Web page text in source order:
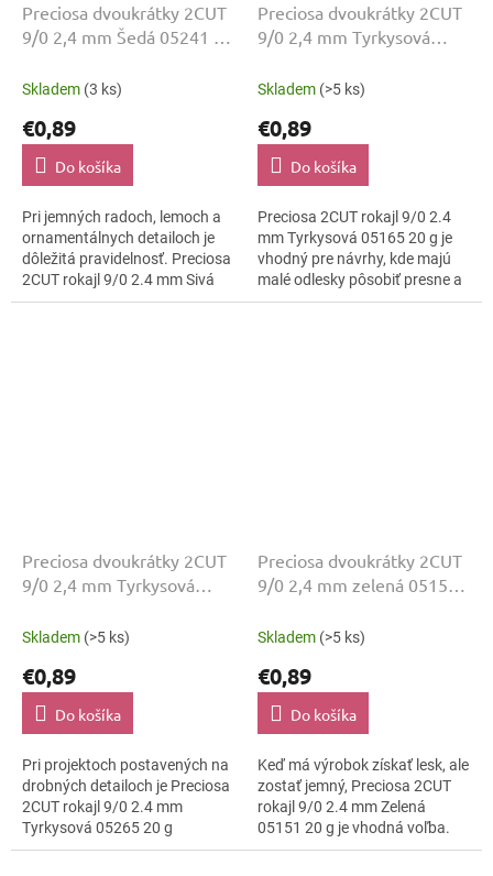
Preciosa dvoukrátky 2CUT
9/0 2,4 mm Šedá 05241 20
Skladem (3 ks)
€0,89
Do košíka
Pri jemných radoch, lemoch a
ornamentálnych detailoch je
dôležitá pravidelnosť. Preciosa
2CUT rokajl 9/0 2.4 mm Sivá
05241 20 g spája tvar Preciosa
Preciosa dvoukrátky 2CUT
9/0 2,4 mm Tyrkysová
Skladem (>5 ks)
€0,89
Do košíka
Preciosa 2CUT rokajl 9/0 2.4
mm Tyrkysová 05165 20 g je
vhodný pre návrhy, kde majú
malé odlesky pôsobiť presne a
čisto. Odtieň Tyrkysová, povrch
Preciosa dvoukrátky 2CUT
9/0 2,4 mm Tyrkysová
Skladem (>5 ks)
€0,89
Do košíka
Pri projektoch postavených na
drobných detailoch je Preciosa
2CUT rokajl 9/0 2.4 mm
Tyrkysová 05265 20 g
praktický základ. Brúsené
Preciosa dvoukrátky 2CUT
9/0 2,4 mm zelená 05151
Skladem (>5 ks)
€0,89
Do košíka
Keď má výrobok získať lesk, ale
zostať jemný, Preciosa 2CUT
rokajl 9/0 2.4 mm Zelená
05151 20 g je vhodná voľba.
Farba Zelená ostáva čitateľná